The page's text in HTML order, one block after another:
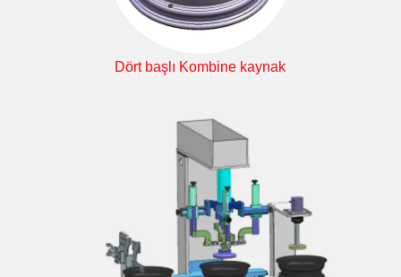
Dört başlı Kombine kaynak